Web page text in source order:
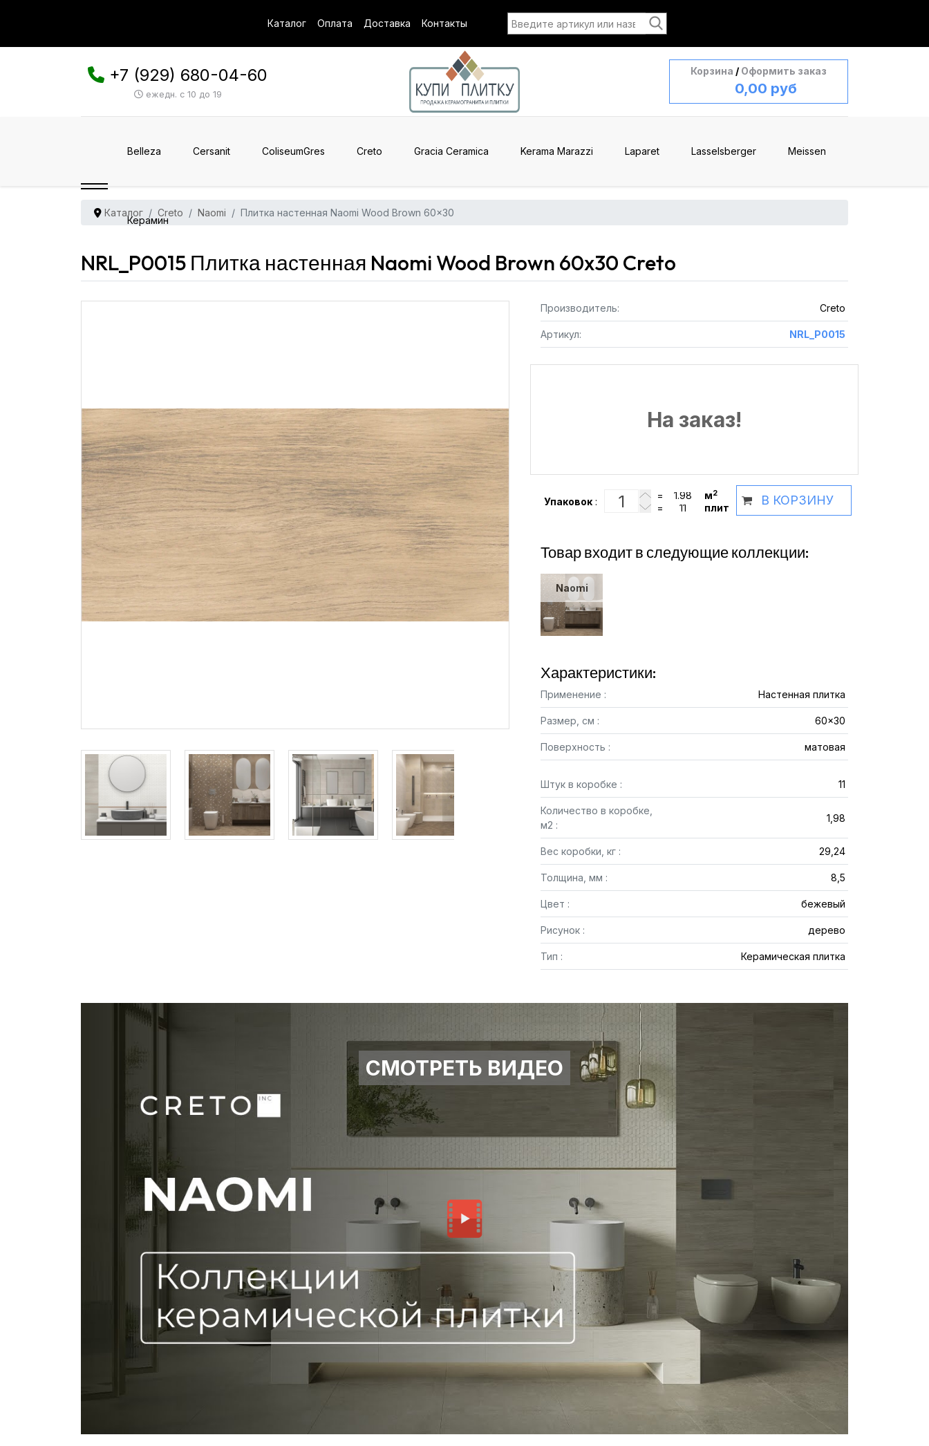
Каталог Оплата Доставка Контакты
+7 (929) 680-04-60
ежедн. с 10 до 19
Корзина / Оформить заказ
0,00 руб
Belleza Cersanit ColiseumGres Creto Gracia Ceramica Kerama Marazzi Laparet Lasselsberger Meissen
Керамин
Каталог Creto Naomi Плитка настенная Naomi Wood Brown 60x30
NRL_P0015 Плитка настенная Naomi Wood Brown 60x30 Creto
Производитель: Creto
Артикул: NRL_P0015
На заказ!
Упаковок :
= м2
= плит
В КОРЗИНУ
Товар входит в следующие коллекции:
Naomi
Характеристики:
Применение : Настенная плитка
Размер, см : 60x30
Поверхность : матовая
Штук в коробке : 11
Количество в коробке,
м2 :
1,98
Вес коробки, кг : 29,24
Толщина, мм : 8,5
Цвет : бежевый
Рисунок : дерево
Тип : Керамическая плитка
СМОТРЕТЬ ВИДЕО